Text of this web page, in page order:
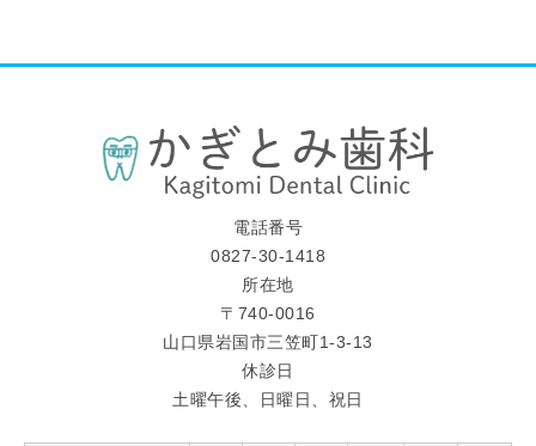
電話番号
0827-30-1418
所在地
〒740-0016
山口県岩国市三笠町1-3-13
休診日
土曜午後、日曜日、祝日